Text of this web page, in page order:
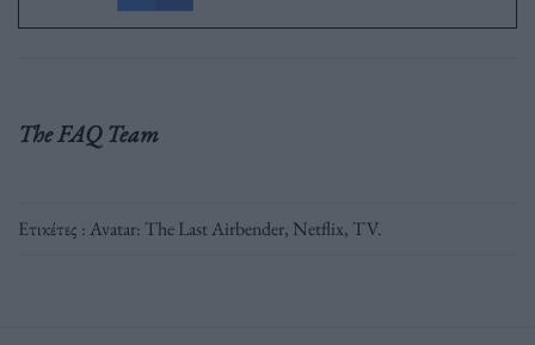
The FAQ Team
Ετικέτες :Avatar: The Last Airbender, Netflix, TV.